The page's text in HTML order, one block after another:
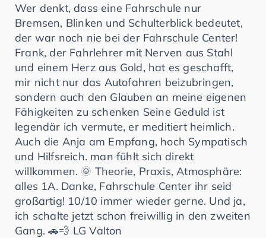
Wer denkt, dass eine Fahrschule nur
Bremsen, Blinken und Schulterblick bedeutet,
der war noch nie bei der Fahrschule Center!
Frank, der Fahrlehrer mit Nerven aus Stahl
und einem Herz aus Gold, hat es geschafft,
mir nicht nur das Autofahren beizubringen,
sondern auch den Glauben an meine eigenen
Fähigkeiten zu schenken Seine Geduld ist
legendär ich vermute, er meditiert heimlich.
Auch die Anja am Empfang, hoch Sympatisch
und Hilfsreich. man fühlt sich direkt
willkommen. 🌞 Theorie, Praxis, Atmosphäre:
alles 1A. Danke, Fahrschule Center ihr seid
großartig! 10/10 immer wieder gerne. Und ja,
ich schalte jetzt schon freiwillig in den zweiten
Gang. 🚗💨 LG Valton